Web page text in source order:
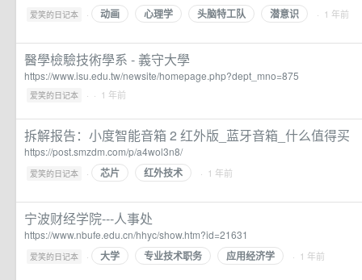
爱笑的日记本 · 动画 心理学 头脑特工队 潜意识 · 1 年前
醫學檢驗技術學系 - 義守大學
https://www.isu.edu.tw/newsite/homepage.php?dept_mno=875
爱笑的日记本 · · 1 年前
拆解报告：小度智能音箱 2 红外版_蓝牙音箱_什么值得买
https://post.smzdm.com/p/a4wol3n8/
爱笑的日记本 · 芯片 红外技术 · 1 年前
宁波财经学院---人事处
https://www.nbufe.edu.cn/hhyc/show.htm?id=21631
爱笑的日记本 · 大学 专业技术职务 应用经济学 · 1 年前